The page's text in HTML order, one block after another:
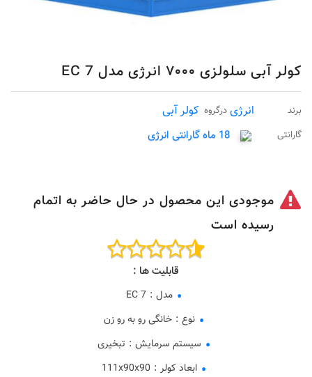
کولر آبی سلولزی ۷۰۰۰ انرژی مدل 7 EC
برند انرژی درگروه کولر آبی
گارانتی 18 ماه گارانتی انرژی
موجودی این محصول در حال حاضر به اتمام
رسیده است
قابلیت ها :
مدل :
7 EC
نوع : خانگی رو به رو زن
سیستم سرمایش : تبخیری
ابعاد کولر :
111x90x90